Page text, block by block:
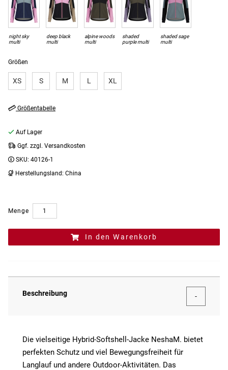
Größen
XS S M L XL
night sky
multi
deep black
multi
alpine woods
multi
shaded
purple multi
shaded sage
multi
Größentabelle
Auf Lager
Ggf. zzgl. Versandkosten
SKU: 40126-1
Herstellungsland: China
Menge
In den Warenkorb
Beschreibung
Die vielseitige Hybrid-Softshell-Jacke NeshaM. bietet
perfekten Schutz und viel Bewegungsfreiheit für
Langlauf und andere Outdoor-Aktivitäten. Das